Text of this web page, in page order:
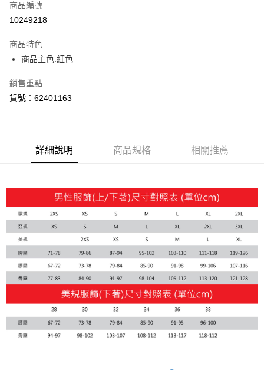
LINE Pay
街口支付
悠遊付
Google Pay
宅配(離島恕不配送)
每筆NT$150，滿NT$1,800(含以上)免運費
商品編號
10249218
商品特色
商品主色:紅色
銷售重點
貨號：62401163
詳細說明 商品規格 相關推薦